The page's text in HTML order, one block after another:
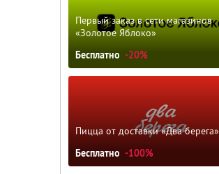
Первый заказ в сети магазинов
«Золотое Яблоко»
Бесплатно -20%
Пицца от доставки «Два берега»
Бесплатно -100%